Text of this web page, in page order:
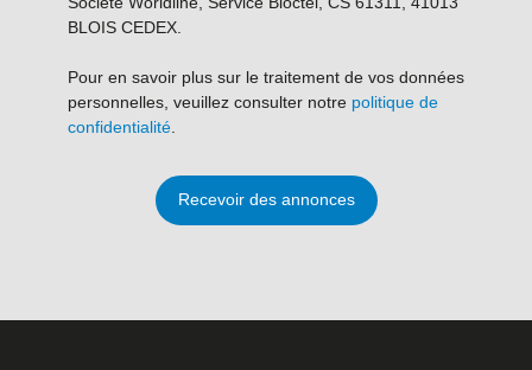
BLOIS CEDEX.
Pour en savoir plus sur le traitement de vos données
personnelles, veuillez consulter notre politique de
confidentialité
Recevoir des annonces